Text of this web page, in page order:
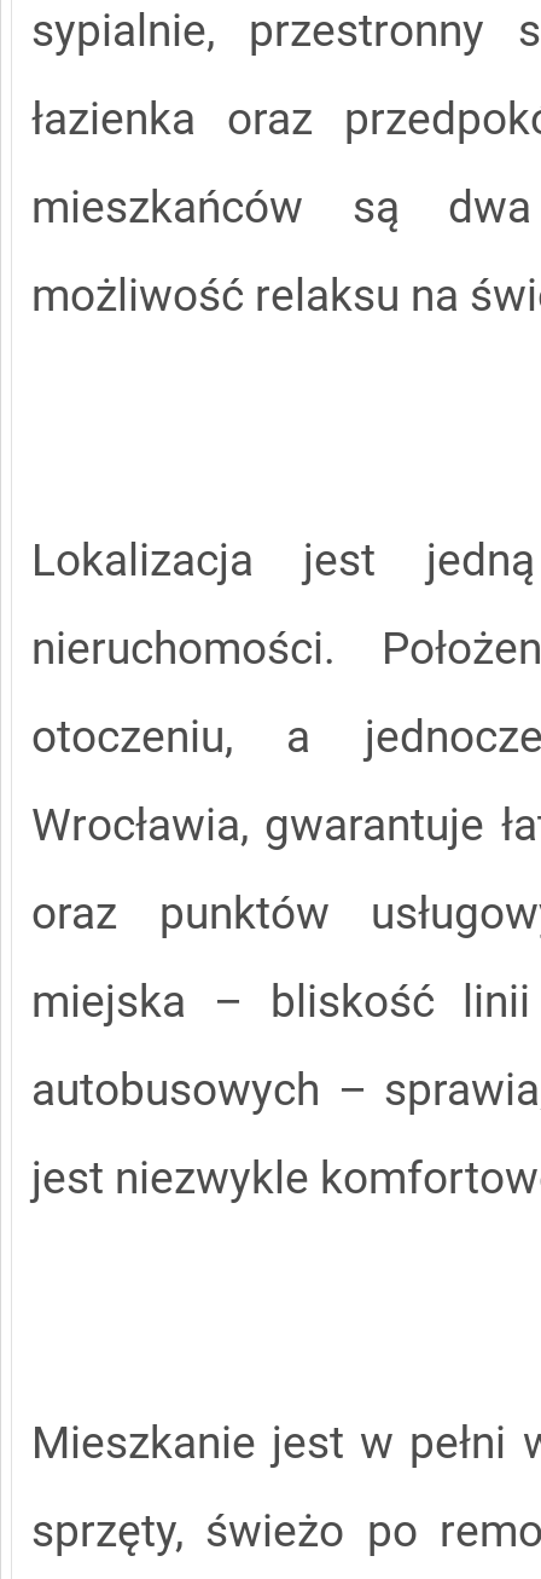
sypialnie, przestronny
łazienka oraz
mieszkańców są
możliwość relaksu na
Lokalizacja jest
nieruchomości.
otoczeniu, a
Wrocławia, gwarantuje
oraz punktów
miejska – bliskość
autobusowych –
jest niezwykle
Mieszkanie jest w pełni
sprzęty, świeżo po